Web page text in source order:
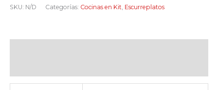
SKU: N/D Categorías: Cocinas en Kit, Escurreplatos